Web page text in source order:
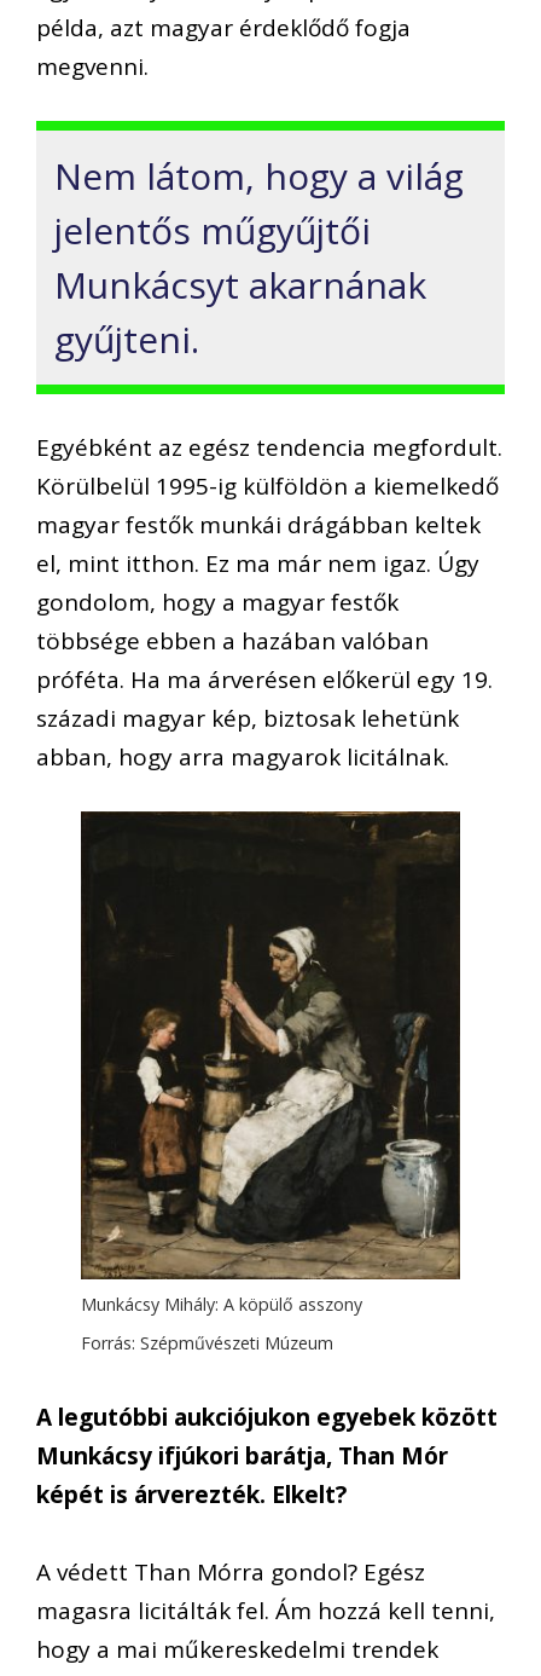
példa, azt magyar érdeklődő fogja
megvenni.
Nem látom, hogy a világ
jelentős műgyűjtői
Munkácsyt akarnának
gyűjteni.
Egyébként az egész tendencia megfordult.
Körülbelül 1995-ig külföldön a kiemelkedő
magyar festők munkái drágábban keltek
el, mint itthon. Ez ma már nem igaz. Úgy
gondolom, hogy a magyar festők
többsége ebben a hazában valóban
próféta. Ha ma árverésen előkerül egy 19.
századi magyar kép, biztosak lehetünk
abban, hogy arra magyarok licitálnak.
Munkácsy Mihály: A köpülő asszony
Forrás: Szépművészeti Múzeum
A legutóbbi aukciójukon egyebek között
Munkácsy ifjúkori barátja, Than Mór
képét is árverezték. Elkelt?
A védett Than Mórra gondol? Egész
magasra licitálták fel. Ám hozzá kell tenni,
hogy a mai műkereskedelmi trendek